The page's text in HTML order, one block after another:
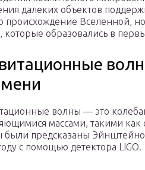
далеких объектов
происхождение Вселенной,
которые образовались в
волны — это
массами, такими
были предсказаны
с помощью детектора LIGO.